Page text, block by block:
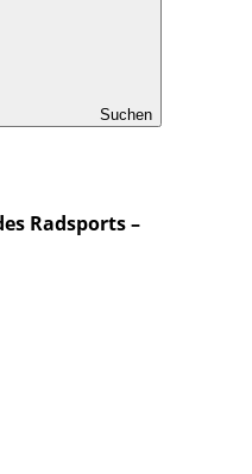
Suchen
Radsports –